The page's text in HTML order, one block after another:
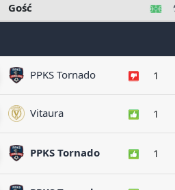
Gość
PPKS Tornado 1
Vitaura 1
PPKS Tornado 1